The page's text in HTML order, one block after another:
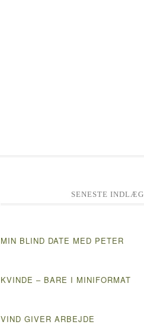
SENESTE INDLÆG
MIN BLIND DATE MED PETER
KVINDE – BARE I MINIFORMAT
VIND GIVER ARBEJDE